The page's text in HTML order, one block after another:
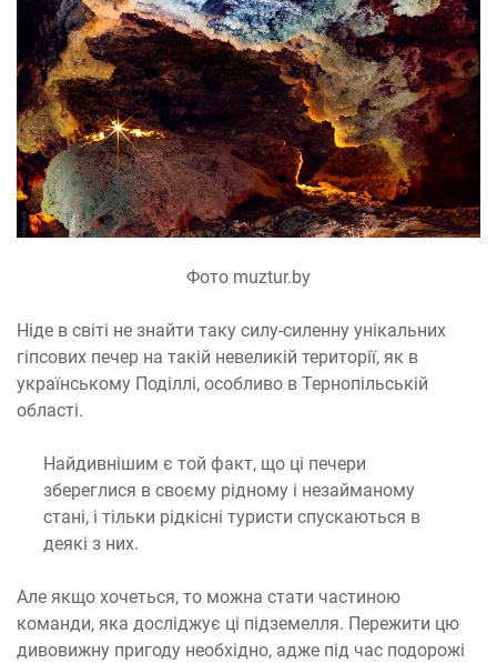
Фото muztur.by
Ніде в світі не знайти таку силу-силенну унікальних
гіпсових печер на такій невеликій території, як в
українському Поділлі, особливо в Тернопільській
області.
Найдивнішим є той факт, що ці печери
збереглися в своєму рідному і незайманому
стані, і тільки рідкісні туристи спускаються в
деякі з них.
Але якщо хочеться, то можна стати частиною
команди, яка досліджує ці підземелля. Пережити цю
дивовижну пригоду необхідно, адже під час подорожі